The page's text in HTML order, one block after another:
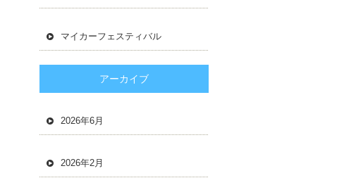
マイカーフェスティバル
アーカイブ
2026年6月
2026年2月